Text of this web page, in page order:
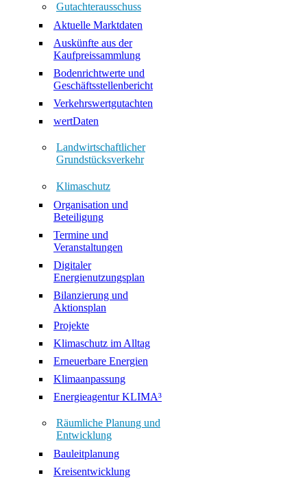
Gutachterausschuss
Aktuelle Marktdaten
Auskünfte aus der
Kaufpreissammlung
Bodenrichtwerte und
Geschäftsstellenbericht
Verkehrswertgutachten
wertDaten
Landwirtschaftlicher
Grundstücksverkehr
Klimaschutz
Organisation und
Beteiligung
Termine und
Veranstaltungen
Digitaler
Energienutzungsplan
Bilanzierung und
Aktionsplan
Projekte
Klimaschutz im Alltag
Erneuerbare Energien
Klimaanpassung
Energieagentur KLIMA³
Räumliche Planung und
Entwicklung
Bauleitplanung
Kreisentwicklung